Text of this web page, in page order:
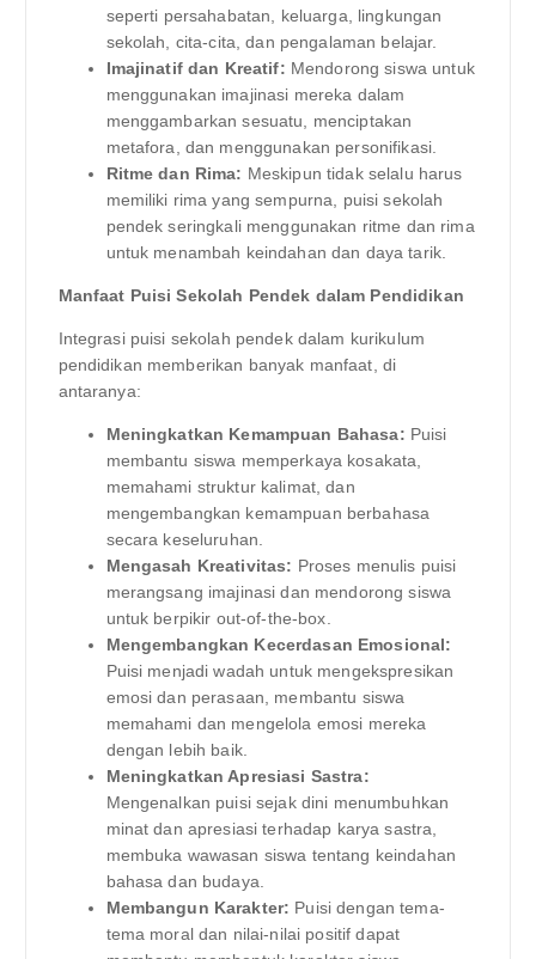
seperti persahabatan, keluarga, lingkungan
sekolah, cita-cita, dan pengalaman belajar.
Imajinatif dan Kreatif: Mendorong siswa untuk
menggunakan imajinasi mereka dalam
menggambarkan sesuatu, menciptakan
metafora, dan menggunakan personifikasi.
Ritme dan Rima: Meskipun tidak selalu harus
memiliki rima yang sempurna, puisi sekolah
pendek seringkali menggunakan ritme dan rima
untuk menambah keindahan dan daya tarik.
Manfaat Puisi Sekolah Pendek dalam Pendidikan
Integrasi puisi sekolah pendek dalam kurikulum
pendidikan memberikan banyak manfaat, di
antaranya:
Meningkatkan Kemampuan Bahasa: Puisi
membantu siswa memperkaya kosakata,
memahami struktur kalimat, dan
mengembangkan kemampuan berbahasa
secara keseluruhan.
Mengasah Kreativitas: Proses menulis puisi
merangsang imajinasi dan mendorong siswa
untuk berpikir out-of-the-box.
Mengembangkan Kecerdasan Emosional:
Puisi menjadi wadah untuk mengekspresikan
emosi dan perasaan, membantu siswa
memahami dan mengelola emosi mereka
dengan lebih baik.
Meningkatkan Apresiasi Sastra:
Mengenalkan puisi sejak dini menumbuhkan
minat dan apresiasi terhadap karya sastra,
membuka wawasan siswa tentang keindahan
bahasa dan budaya.
Membangun Karakter: Puisi dengan tema-
tema moral dan nilai-nilai positif dapat